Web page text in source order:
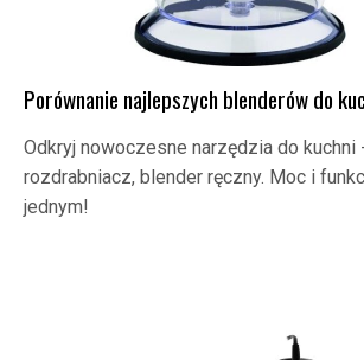
Porównanie najlepszych blenderów do
Odkryj nowoczesne narzędzia do kuchni
rozdrabniacz, blender ręczny. Moc i
jednym!